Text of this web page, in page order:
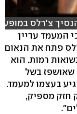
hlsjs-lite:
צ'רלס במופע
המעמד עדיין
פתח את הנאום
רמות. הוא
שאושפז בשל
בעצמו למעמד.
חזק מספיק,